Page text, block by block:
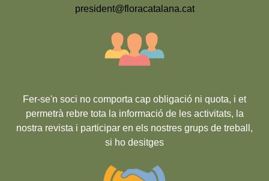
president@floracatalana.cat
Fer-se'n soci no comporta cap obligació ni quota, i et
permetrà rebre tota la informació de les activitats, la
nostra revista i participar en els nostres grups de treball,
si ho desitges